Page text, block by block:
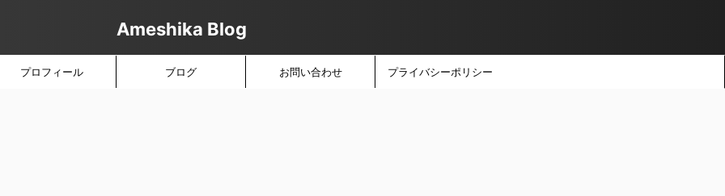
Ameshika Blog
プロフィール ブログ お問い合わせ プライバシーポリシー